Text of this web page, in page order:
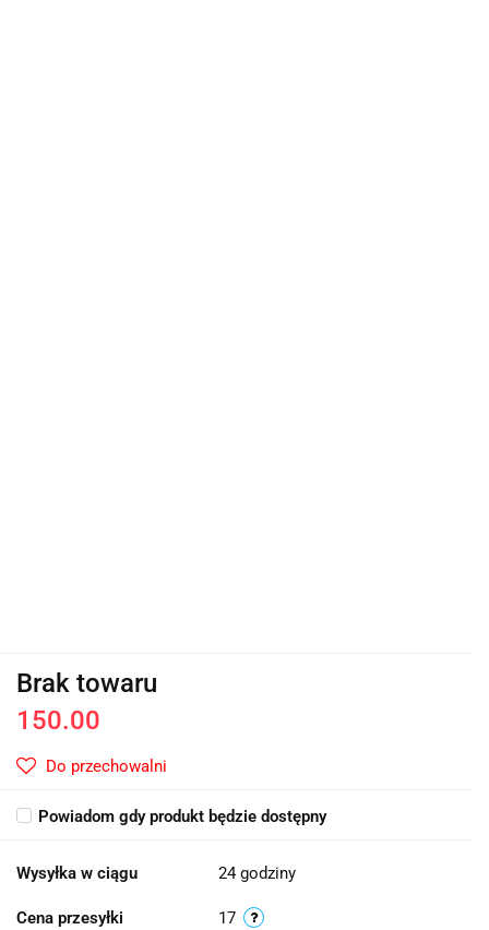
Brak towaru
150.00
Do przechowalni
Powiadom gdy produkt będzie dostępny
Wysyłka w ciągu 24 godziny
Cena przesyłki 17